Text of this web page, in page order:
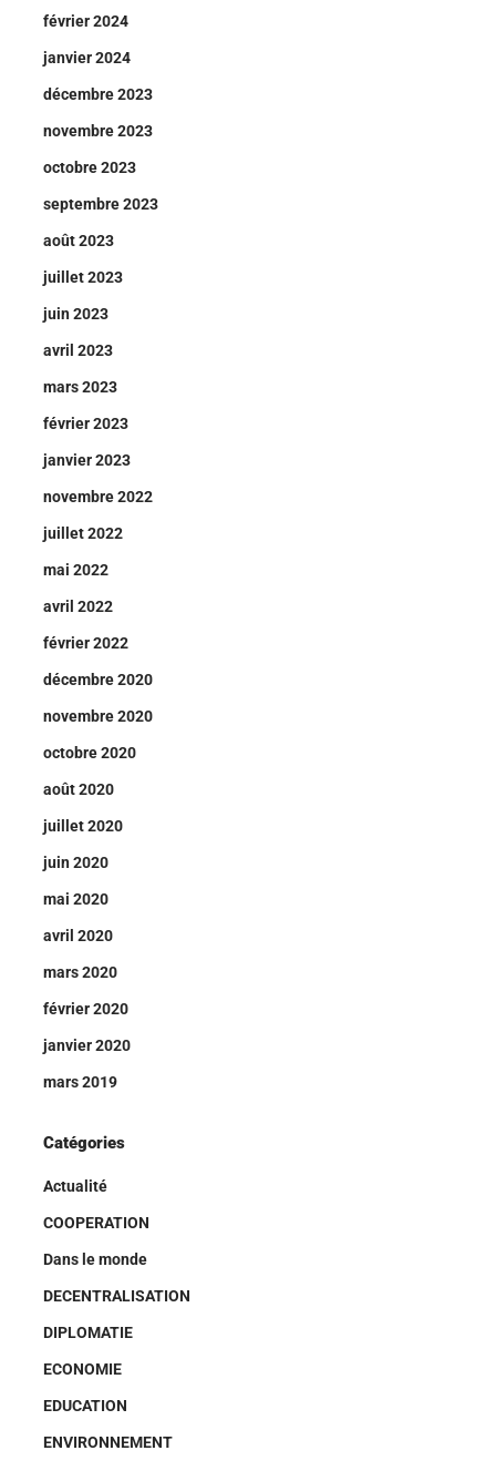
février 2024
janvier 2024
décembre 2023
novembre 2023
octobre 2023
septembre 2023
août 2023
juillet 2023
juin 2023
avril 2023
mars 2023
février 2023
janvier 2023
novembre 2022
juillet 2022
mai 2022
avril 2022
février 2022
décembre 2020
novembre 2020
octobre 2020
août 2020
juillet 2020
juin 2020
mai 2020
avril 2020
mars 2020
février 2020
janvier 2020
mars 2019
Catégories
Actualité
COOPERATION
Dans le monde
DECENTRALISATION
DIPLOMATIE
ECONOMIE
EDUCATION
ENVIRONNEMENT